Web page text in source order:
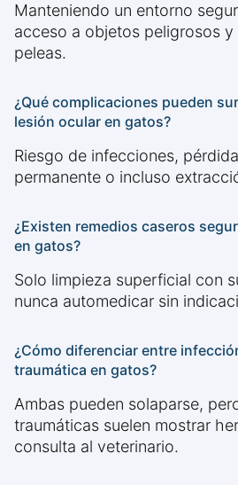
Manteniendo un entorno
acceso a objetos peligrosos
peleas.
¿Qué complicaciones pueden
lesión ocular en gatos?
Riesgo de infecciones,
permanente o incluso
¿Existen remedios caseros
en gatos?
Solo limpieza superficial con
nunca automedicar sin
¿Cómo diferenciar entre
traumática en gatos?
Ambas pueden solaparse,
traumáticas suelen mostrar
consulta al veterinario.